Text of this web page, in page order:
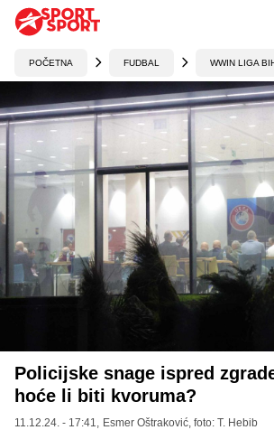
POČETNA FUDBAL WWIN LIGA
Policijske snage ispred
hoće li biti kvoruma?
11.12.24. - 17:41, Esmer Oštraković , foto: T. Hebib